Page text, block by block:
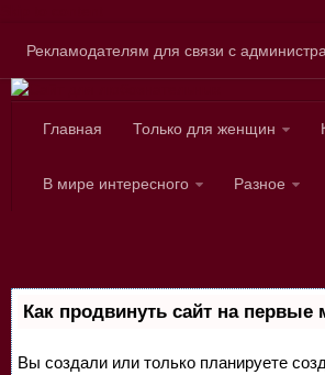
Рекламодателям для связи с
Сайт для
Главная Только для женщин
В мире интересного Разное
Как продвинуть сайт на первые
Вы создали или только планируете